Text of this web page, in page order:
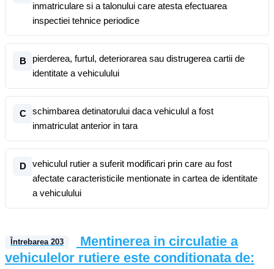
inmatriculare si a talonului care atesta efectuarea
inspectiei tehnice periodice
B
pierderea, furtul, deteriorarea sau distrugerea cartii de
identitate a vehiculului
C
schimbarea detinatorului daca vehiculul a fost
inmatriculat anterior in tara
D
vehiculul rutier a suferit modificari prin care au fost
afectate caracteristicile mentionate in cartea de identitate
a vehiculului
Întrebarea 203
Mentinerea in circulatie a
vehiculelor rutiere este conditionata de: